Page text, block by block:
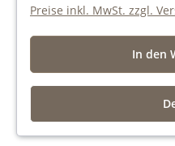
Preise inkl. MwSt. zzgl.
In den